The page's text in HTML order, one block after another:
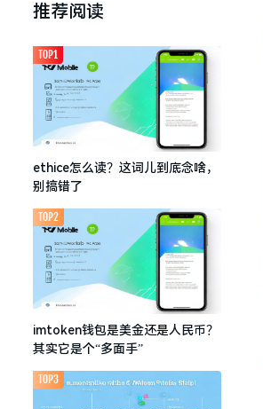
推荐阅读
ethice怎么读？这词儿到底念啥，
别搞错了
TOP1
imtoken钱包是美金还是人民币？
其实它是个“多面手”
TOP2
TOP3